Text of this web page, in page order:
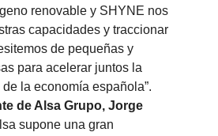
renovable y SHYNE nos
capacidades y traccionar
de pequeñas y
para acelerar juntos la
la economía española”.
de Alsa Grupo, Jorge
supone una gran